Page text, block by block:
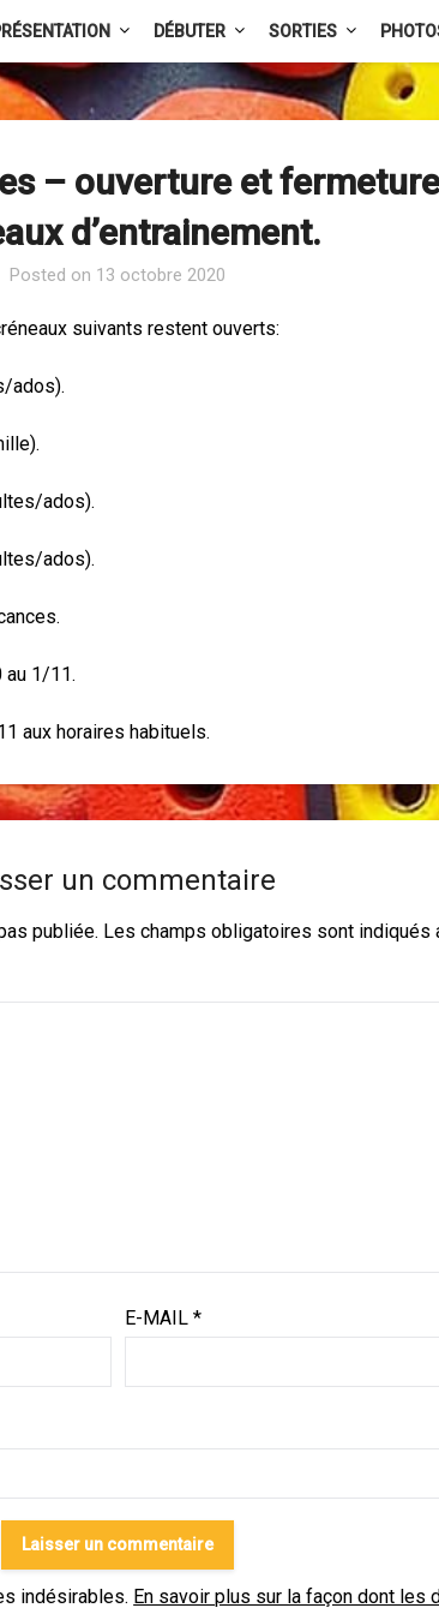
DÉBUTER SORTIES
– ouverture et
d’entrainement.
Posted on 13 octobre 2020
suivants restent ouverts:
ados).
ados).
ados).
1/11.
aux horaires habituels.
un commentaire
publiée. Les champs obligatoires sont indiqués
E-MAIL *
indésirables. En savoir plus sur la façon dont les